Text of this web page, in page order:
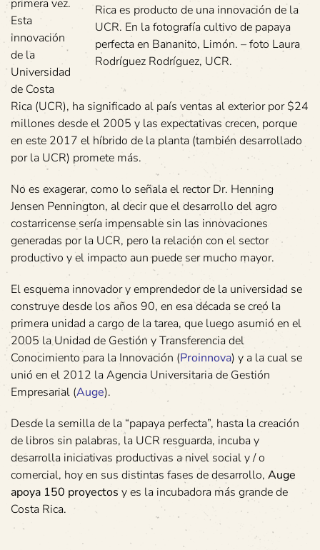
Rica es producto de una innovación de la
UCR. En la fotografía cultivo de papaya
perfecta en Bananito, Limón. – foto Laura
Rodríguez Rodríguez, UCR.
primera vez.
Esta
innovación
de la
Universidad
de Costa
Rica (UCR), ha significado al país ventas al exterior por $24
millones desde el 2005 y las expectativas crecen, porque
en este 2017 el híbrido de la planta (también desarrollado
por la UCR) promete más.
No es exagerar, como lo señala el rector Dr. Henning
Jensen Pennington, al decir que el desarrollo del agro
costarricense sería impensable sin las innovaciones
generadas por la UCR, pero la relación con el sector
productivo y el impacto aun puede ser mucho mayor.
El esquema innovador y emprendedor de la universidad se
construye desde los años 90, en esa década se creó la
primera unidad a cargo de la tarea, que luego asumió en el
2005 la Unidad de Gestión y Transferencia del
Conocimiento para la Innovación (Proinnova) y a la cual se
unió en el 2012 la Agencia Universitaria de Gestión
Empresarial (Auge).
Desde la semilla de la “papaya perfecta”, hasta la creación
de libros sin palabras, la UCR resguarda, incuba y
desarrolla iniciativas productivas a nivel social y / o
comercial, hoy en sus distintas fases de desarrollo, Auge
apoya 150 proyectos y es la incubadora más grande de
Costa Rica.